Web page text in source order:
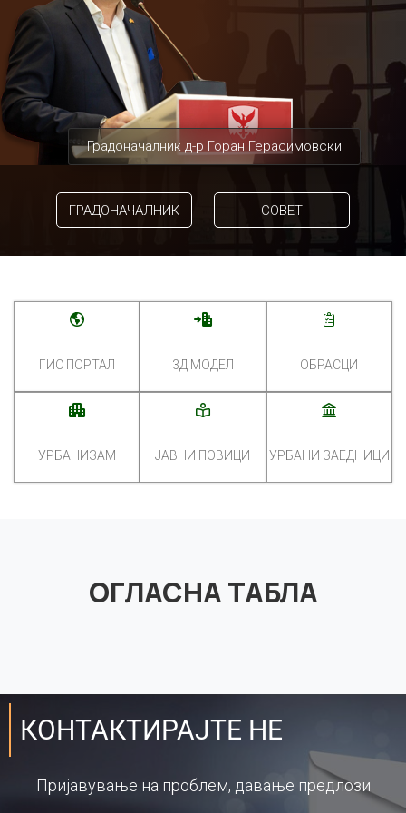
Градоначалник д-р Горан Герасимовски
ГРАДОНАЧАЛНИК СОВЕТ
ГИС ПОРТАЛ 3Д МОДЕЛ ОБРАСЦИ
УРБАНИЗАМ ЈАВНИ ПОВИЦИ УРБАНИ ЗАЕДНИЦИ
ОГЛАСНА ТАБЛА
КОНТАКТИРАЈТЕ НЕ
Пријавување на проблем, давање предлози